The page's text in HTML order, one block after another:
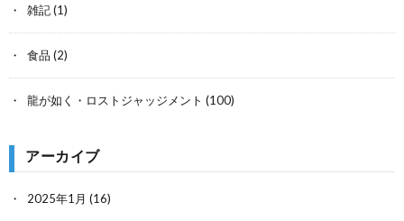
雑記(1)
食品 (2)
龍が如く・ロストジャッジメント (100)
アーカイブ
2025年1月 (16)